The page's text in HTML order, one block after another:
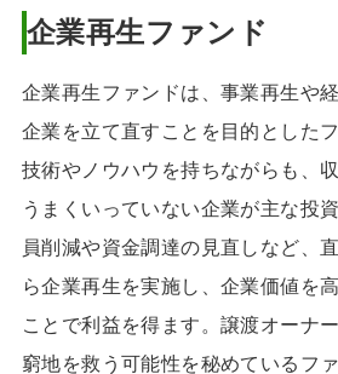
企業再生ファンド
企業再生ファンドは、事業再生や
企業を立て直すことを目的とした
技術やノウハウを持ちながらも、
うまくいっていない企業が主な投
員削減や資金調達の見直しなど、
ら企業再生を実施し、企業価値を
ことで利益を得ます。譲渡オーナ
窮地を救う可能性を秘めているフ